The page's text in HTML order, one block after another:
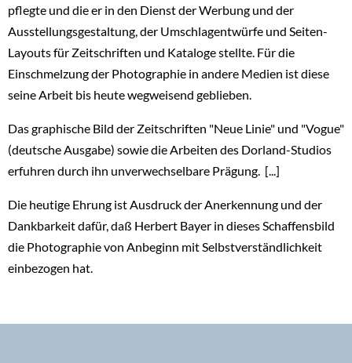
pflegte und die er in den Dienst der Werbung und der
Ausstellungsgestaltung, der Umschlagentwürfe und Seiten-
Layouts für Zeitschriften und Kataloge stellte. Für die
Einschmelzung der Photographie in andere Medien ist diese
seine Arbeit bis heute wegweisend geblieben.
Das graphische Bild der Zeitschriften "Neue Linie" und "Vogue"
(deutsche Ausgabe) sowie die Arbeiten des Dorland-Studios
erfuhren durch ihn unverwechselbare Prägung. [...]
Die heutige Ehrung ist Ausdruck der Anerkennung und der
Dankbarkeit dafür, daß Herbert Bayer in dieses Schaffensbild
die Photographie von Anbeginn mit Selbstverständlichkeit
einbezogen hat.